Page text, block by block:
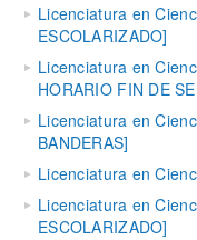
Licenciatura en
ESCOLARIZADO]
Licenciatura en
HORARIO FIN DE
Licenciatura en
BANDERAS]
Licenciatura en
Licenciatura en
ESCOLARIZADO]